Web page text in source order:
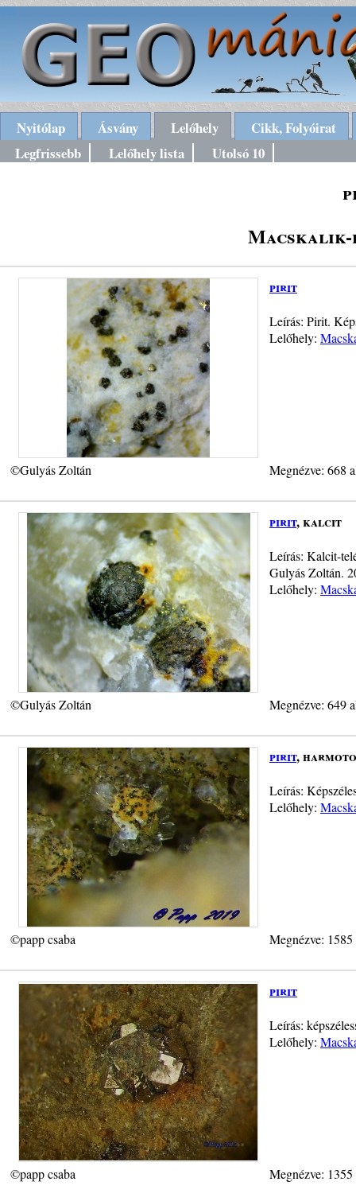
Nyitólap Ásvány Lelőhely
Cikk, Folyóirat
Legfrissebb
Lelőhely lista Utolsó 10
Macskalik-
pirit
Leírás: Pirit.
Lelőhely:
©Gulyás Zoltán Megnézve: 668
pirit, kalcit
Leírás: Kalcit-
Gulyás Zoltán.
Lelőhely:
©Gulyás Zoltán Megnézve: 649
pirit,
Leírás:
Lelőhely:
©papp csaba Megnézve:
pirit
Leírás:
Lelőhely:
©papp csaba Megnézve: